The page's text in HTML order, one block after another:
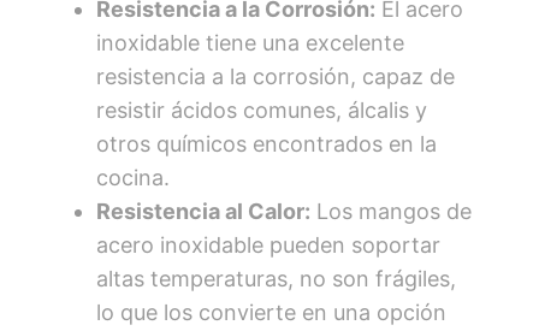
Resistencia a la Corrosión: El acero
inoxidable tiene una excelente
resistencia a la corrosión, capaz de
resistir ácidos comunes, álcalis y
otros químicos encontrados en la
cocina.
Resistencia al Calor: Los mangos de
acero inoxidable pueden soportar
altas temperaturas, no son frágiles,
lo que los convierte en una opción